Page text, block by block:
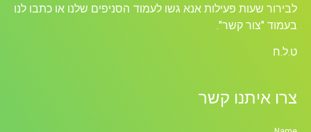
לבירור שעות פעילות אנא גשו לעמוד הסניפים שלנו או כתבו לנו
בעמוד "צור קשר".
ט.ל.ח
צרו איתנו קשר